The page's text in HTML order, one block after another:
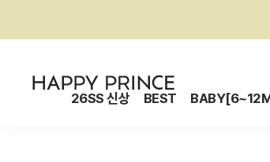
26SS 신상 BEST